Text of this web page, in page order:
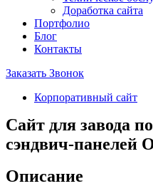
Доработка сайта
Портфолио
Блог
Контакты
Заказать Звонок
Корпоративный сайт
Сайт для завода
сэндвич-панелей
Описание